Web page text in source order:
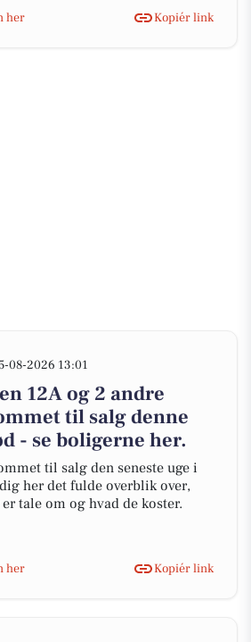
her
Kopiér link
08-2026 13:01
12A og 2 andre
til salg denne
- se boligerne her.
til salg den seneste uge i
her det fulde overblik over,
tale om og hvad de koster.
her
Kopiér link